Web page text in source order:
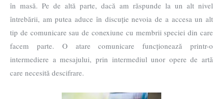
în masă. Pe de altă parte, dacă am răspunde la un alt nivel
întrebării, am putea aduce în discuție nevoia de a accesa un alt
tip de comunicare sau de conexiune cu membrii speciei din care
facem parte. O atare comunicare funcționează printr-o
intermediere a mesajului, prin intermediul unor opere de artă
care necesită descifrare.